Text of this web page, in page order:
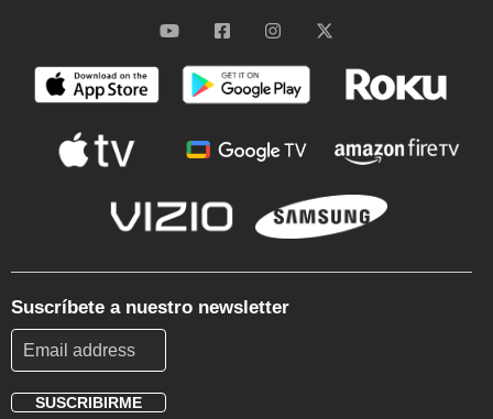
Suscríbete a nuestro newsletter
SUSCRIBIRME